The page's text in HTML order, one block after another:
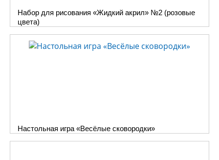
Набор для рисования «Жидкий акрил» №2 (розовые
цвета)
Настольная игра «Весёлые сковородки»